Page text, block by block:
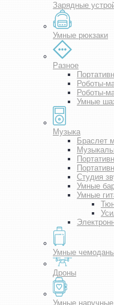
Зарядные
Умные рюкзаки
Разное
Роботы-
Роботы-
Умные
Музыка
Браслет
Студия
Умные
Умные
Умные
Дроны
Умные